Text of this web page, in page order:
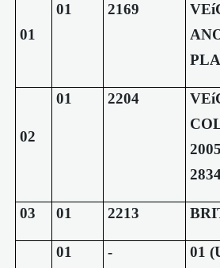
01
01 2169
02
01 2204
03 01 2213
01
-
01